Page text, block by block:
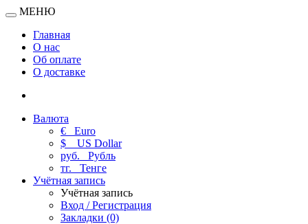
МЕНЮ
Главная
О нас
Об оплате
О доставке
Валюта
€ Euro
$
US Dollar
руб. Рубль
тг. Тенге
Учётная запись
Учётная запись
Вход / Регистрация
Закладки (0)